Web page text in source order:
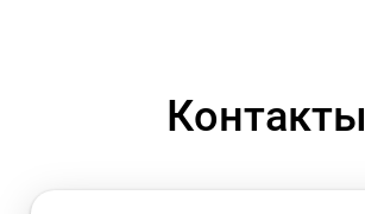
Контакты